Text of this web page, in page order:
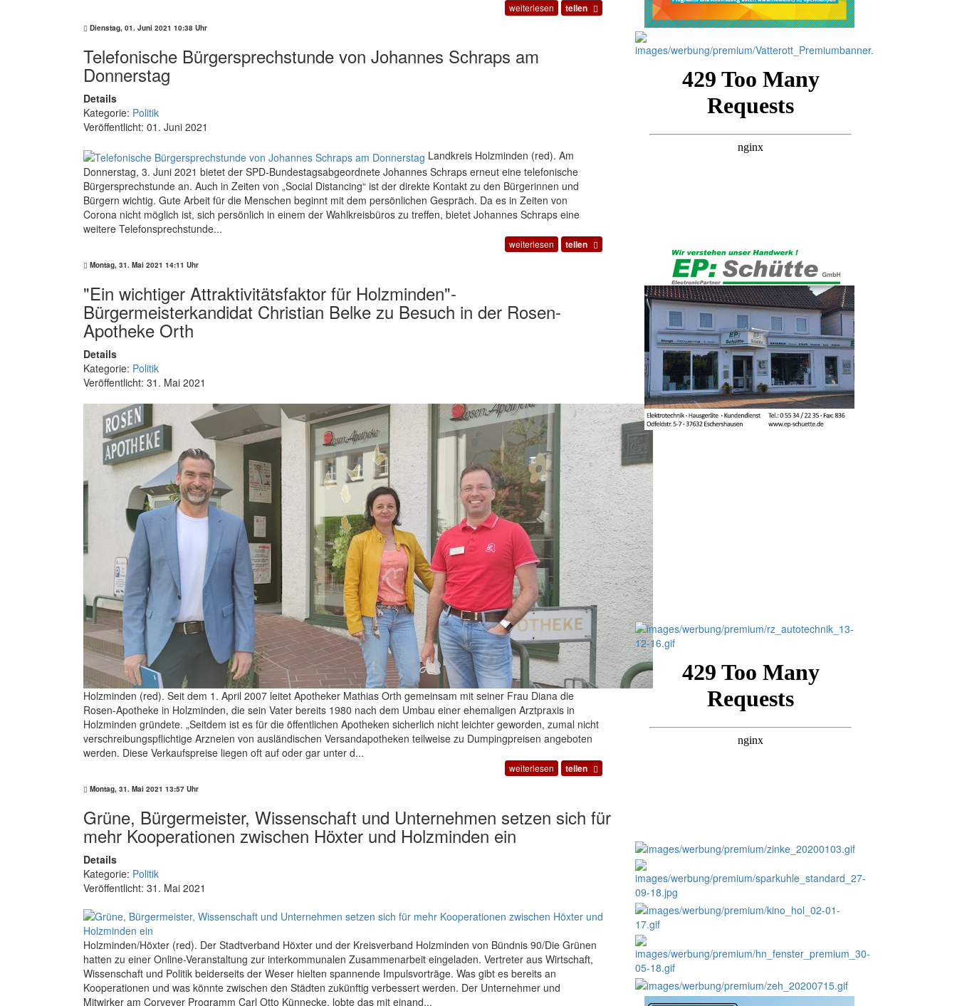
weiterlesen teilen
Dienstag, 01. Juni 2021 10:38 Uhr
Telefonische Bürgersprechstunde von Johannes Schraps am
Donnerstag
Details
Kategorie: Politik
Veröffentlicht: 01. Juni 2021
Landkreis Holzminden (red). Am
Donnerstag, 3. Juni 2021 bietet der SPD-Bundestagsabgeordnete Johannes Schraps erneut eine telefonische
Bürgersprechstunde an. Auch in Zeiten von „Social Distancing“ ist der direkte Kontakt zu den Bürgerinnen und
Bürgern wichtig. Gute Arbeit für die Menschen beginnt mit dem persönlichen Gespräch. Da es in Zeiten von
Corona nicht möglich ist, sich persönlich in einem der Wahlkreisbüros zu treffen, bietet Johannes Schraps eine
weitere Telefonsprechstunde...
weiterlesen teilen
Montag, 31. Mai 2021 14:11 Uhr
"Ein wichtiger Attraktivitätsfaktor für Holzminden"-
Bürgermeisterkandidat Christian Belke zu Besuch in der Rosen-
Apotheke Orth
Details
Kategorie: Politik
Veröffentlicht: 31. Mai 2021
Holzminden (red). Seit dem 1. April 2007 leitet Apotheker Mathias Orth gemeinsam mit seiner Frau Diana die
Rosen-Apotheke in Holzminden, die sein Vater bereits 1980 nach dem Umbau einer ehemaligen Arztpraxis in
Holzminden gründete. „Seitdem ist es für die öffentlichen Apotheken sicherlich nicht leichter geworden, zumal nicht
verschreibungspflichtige Arzneien von ausländischen Versandapotheken teilweise zu Dumpingpreisen angeboten
werden. Diese Verkaufspreise liegen oft auf oder gar unter d...
weiterlesen teilen
Montag, 31. Mai 2021 13:57 Uhr
Grüne, Bürgermeister, Wissenschaft und Unternehmen setzen sich für
mehr Kooperationen zwischen Höxter und Holzminden ein
Details
Kategorie: Politik
Veröffentlicht: 31. Mai 2021
Holzminden/Höxter (red). Der Stadtverband Höxter und der Kreisverband Holzminden von Bündnis 90/Die Grünen
hatten zu einer Online-Veranstaltung zur interkommunalen Zusammenarbeit eingeladen. Vertreter aus Wirtschaft,
Wissenschaft und Politik beiderseits der Weser hielten spannende Impulsvorträge. Was gibt es bereits an
Kooperationen und was könnte zwischen den Städten zukünftig verbessert werden. Der Unternehmer und
Mitwirker am Corveyer Programm Carl Otto Künnecke, lobte das mit einand...